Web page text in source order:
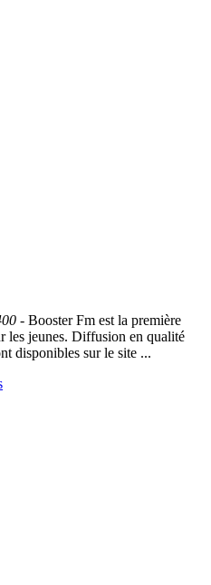
- Booster Fm est la première
les jeunes. Diffusion en qualité
disponibles sur le site ...